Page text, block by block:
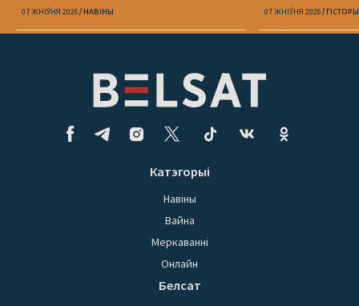
07 ЖНІЎНЯ 2026 НАВІНЫ 07 ЖНІЎНЯ 2026
Катэгорыі
Навіны
Вайна
Меркаванні
Онлайн
Белсат